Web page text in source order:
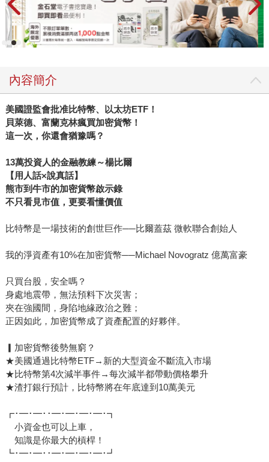
內容簡介
美國證監會批准比特幣、以太坊ETF！
貝萊德、富蘭克林瘋買加密貨幣！
這一次，你還會猶豫嗎？
13萬投資人的金融教練～楊比爾
【用人話×說真話】
熊市到牛市的加密貨幣啟示錄
不只看見市值，更要看懂價值
比特幣是一場技術的創世巨作──比爾蓋茲 微軟聯合創始人
我的淨資產有10%在加密貨幣──Michael Novogratz 億萬富豪
只買台股，安全嗎？
身處地震帶，無法預料下次災害；
夾在強國間，身陷地緣政治之難；
正因如此，加密貨幣成了資產配置的好夥伴。
▎加密貨幣後勢無窮？
★美國通過比特幣ETF→新的大型資金不斷流入市場
★比特幣第4次減半事件→每次減半都帶動價格攀升
★渣打銀行預計，比特幣將在年底達到10萬美元
┏･━･━･･━･━･━･━･┓
小資金也可以上車，
知識是你最大的槓桿！
┗･━･━･･━･━･━･━･┛